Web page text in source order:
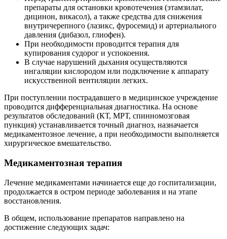
препараты для остановки кровотечения (этамзилат,
дицинон, викасол), а также средства для снижения
внутричерепного (лазикс, фуросемид) и артериального
давления (дибазол, глиофен).
При необходимости проводится терапия для
купирования судорог и успокоения.
В случае нарушений дыхания осуществляются
ингаляции кислородом или подключение к аппарату
искусственной вентиляции легких.
При поступлении пострадавшего в медицинское учреждение
проводится дифференциальная диагностика. На основе
результатов обследований (КТ, МРТ, спинномозговая
пункция) устанавливается точный диагноз, назначается
медикаментозное лечение, а при необходимости выполняется
хирургическое вмешательство.
Медикаментозная терапия
Лечение медикаментами начинается еще до госпитализации,
продолжается в остром периоде заболевания и на этапе
восстановления.
В общем, использование препаратов направлено на
достижение следующих задач: